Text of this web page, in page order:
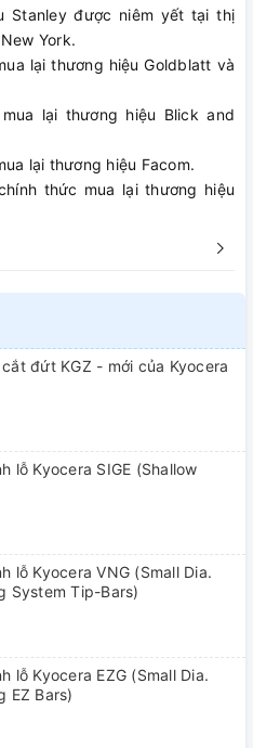
Stanley được niêm yết tại thị
York.
lại thương hiệu Goldblatt và
lại thương hiệu Blick and
lại thương hiệu Facom.
thức mua lại thương hiệu
đứt KGZ - mới của Kyocera
lỗ Kyocera SIGE (Shallow
lỗ Kyocera VNG (Small Dia.
System Tip-Bars)
lỗ Kyocera EZG (Small Dia.
EZ Bars)